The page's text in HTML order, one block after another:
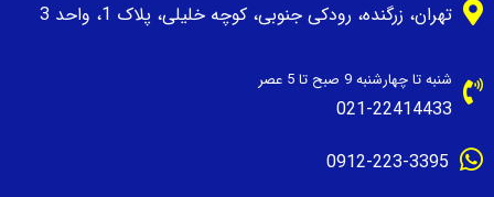
تهران، زرگنده، رودکی جنوبی، کوچه خلیلی، پلاک 1، واحد 3
شنبه تا چهارشنبه 9 صبح تا 5 عصر
021-22414433
0912-223-3395